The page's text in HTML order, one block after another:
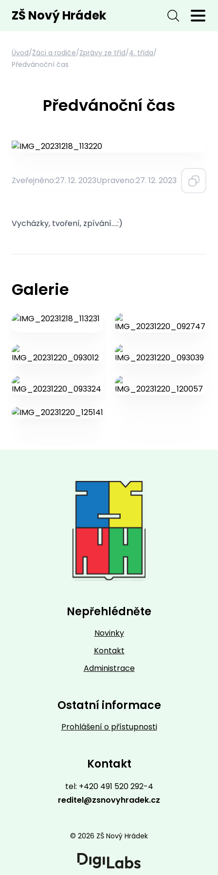
ZŠ Nový Hrádek
Úvod/Žáci a rodiče/Zprávy ze tříd/4. třída/
Předvánoční čas
Předvánoční čas
Zveřejněno:27. 12. 2023Upraveno:27. 12. 2023
Vycházky, tvoření, zpívání….:)
Galerie
Nepřehlédněte
Novinky
Kontakt
Administrace
Ostatní informace
Prohlášení o přístupnosti
Kontakt
tel: +420 491 520 292-4
reditel@zsnovyhradek.cz
© 2026 ZŠ Nový Hrádek